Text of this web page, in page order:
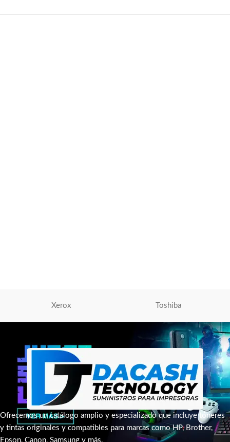
Xerox Toshiba
Ofrecemos un catálogo amplio y especializado que incluye tóneres
y tintas originales y compatibles para marcas como HP, Brother,
Epson, Canon, Samsung y más.